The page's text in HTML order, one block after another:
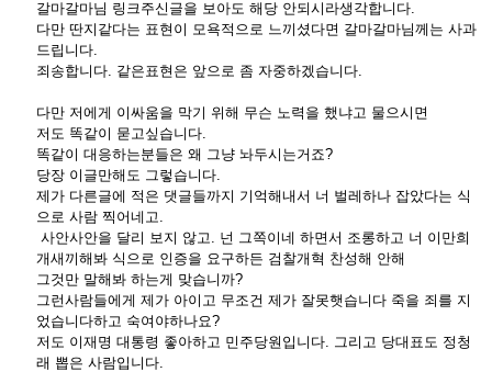
갈마갈마님 링크주신글을 보아도 해당 안되시라생각합니다.
다만 딴지같다는 표현이 모욕적으로 느끼셨다면 갈마갈마님께는 사과
드립니다.
죄송합니다. 같은표현은 앞으로 좀 자중하겠습니다.
다만 저에게 이싸움을 막기 위해 무슨 노력을 했냐고 물으시면
저도 똑같이 묻고싶습니다.
똑같이 대응하는분들은 왜 그냥 놔두시는거죠?
당장 이글만해도 그렇습니다.
제가 다른글에 적은 댓글들까지 기억해내서 너 벌레하나 잡았다는 식
으로 사람 찍어네고.
사안사안을 달리 보지 않고. 넌 그쪽이네 하면서 조롱하고 너 이만희
개새끼해봐 식으로 인증을 요구하든 검찰개혁 찬성해 안해
그것만 말해봐 하는게 맞습니까?
그런사람들에게 제가 아이고 무조건 제가 잘못햇습니다 죽을 죄를 지
었습니다하고 숙여야하나요?
저도 이재명 대통령 좋아하고 민주당원입니다. 그리고 당대표도 정청
래 뽑은 사람입니다.